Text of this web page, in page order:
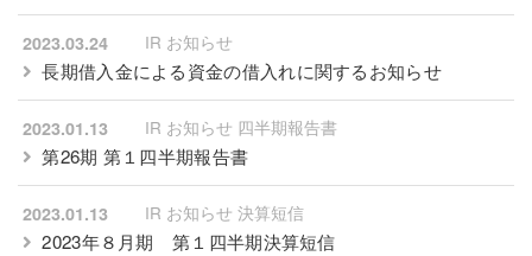
2023.03.24 IR お知らせ
長期借入金による資金の借入れに関するお知らせ
2023.01.13 IR お知らせ 四半期報告書
第26期 第１四半期報告書
2023.01.13 IR お知らせ 決算短信
2023年８月期 第１四半期決算短信